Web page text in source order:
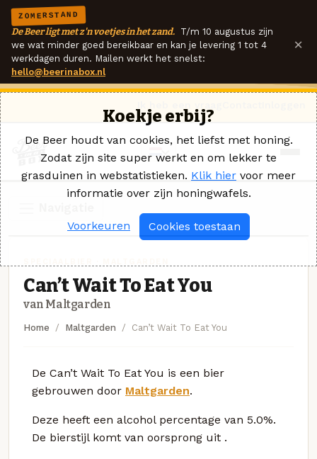
ZOMERSTAND
De Beer ligt met z'n voetjes in het zand. T/m 10 augustus zijn
we wat minder goed bereikbaar en kan je levering 1 tot 4
werkdagen duren. Mailen werkt het snelst:
hello@beerinabox.nl
×
Can’t Wait To Eat You
van Maltgarden
Home Maltgarden Can’t Wait To Eat You
De Can’t Wait To Eat You is een bier
gebrouwen door Maltgarden.
Deze heeft een alcohol percentage van 5.0%.
De bierstijl komt van oorsprong uit .
Koekje erbij?
De Beer houdt van cookies, het liefst met honing.
Zodat zijn site super werkt en om lekker te
grasduinen in webstatistieken. Klik hier voor meer
informatie over zijn honingwafels.
Voorkeuren Cookies toestaan